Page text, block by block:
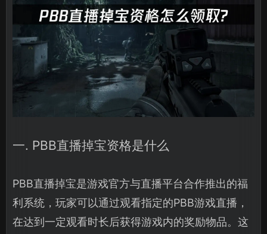
一. PBB直播掉宝资格是什么
PBB直播掉宝是游戏官方与直播平台合作推出的福
利系统，玩家可以通过观看指定的PBB游戏直播，
在达到一定观看时长后获得游戏内的奖励物品。这